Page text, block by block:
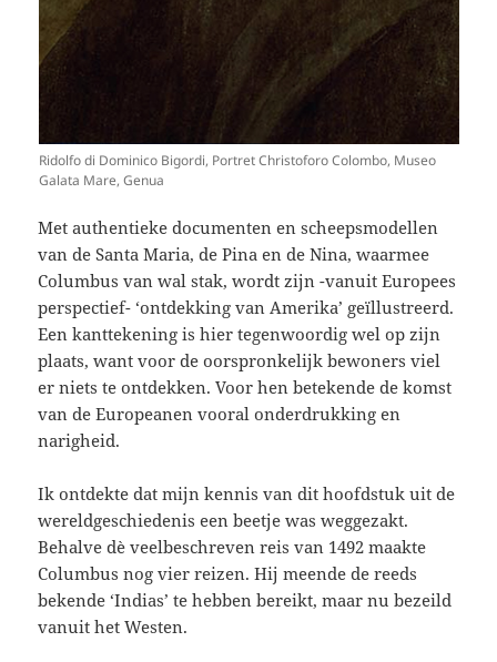
Ridolfo di Dominico Bigordi, Portret Christoforo Colombo, Museo
Galata Mare, Genua
Met authentieke documenten en scheepsmodellen
van de Santa Maria, de Pina en de Nina, waarmee
Columbus van wal stak, wordt zijn -vanuit Europees
perspectief- ‘ontdekking van Amerika’ geïllustreerd.
Een kanttekening is hier tegenwoordig wel op zijn
plaats, want voor de oorspronkelijk bewoners viel
er niets te ontdekken. Voor hen betekende de komst
van de Europeanen vooral onderdrukking en
narigheid.
Ik ontdekte dat mijn kennis van dit hoofdstuk uit de
wereldgeschiedenis een beetje was weggezakt.
Behalve dè veelbeschreven reis van 1492 maakte
Columbus nog vier reizen. Hij meende de reeds
bekende ‘Indias’ te hebben bereikt, maar nu bezeild
vanuit het Westen.